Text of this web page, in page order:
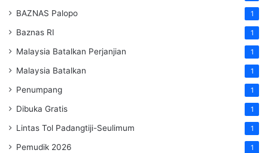
BAZNAS Palopo 1
Baznas RI 1
Malaysia Batalkan Perjanjian 1
Malaysia Batalkan 1
Penumpang 1
Dibuka Gratis 1
Lintas Tol Padangtiji-Seulimum 1
Pemudik 2026 1